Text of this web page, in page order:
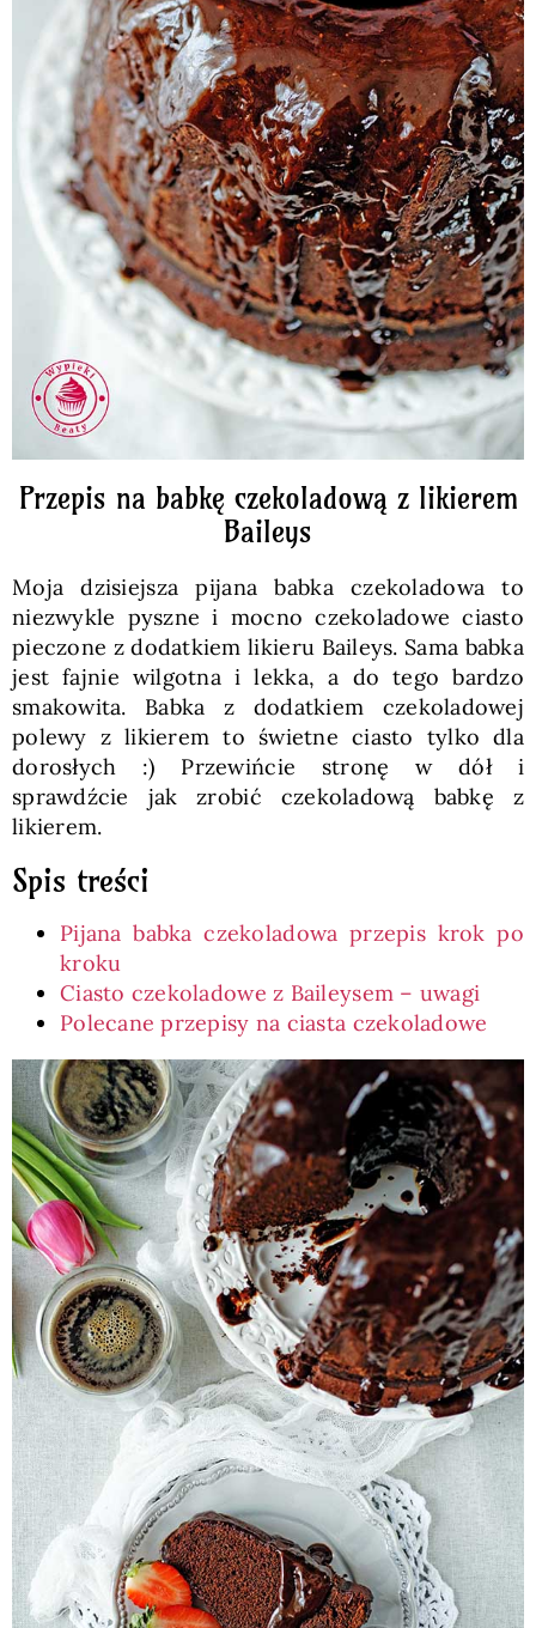
Zdrowo i fit
Kuchnie świata
SKLEP
Polski
Przepis na babkę czekoladową z likierem
Baileys
Moja dzisiejsza pijana babka czekoladowa to
niezwykle pyszne i mocno czekoladowe ciasto
pieczone z dodatkiem likieru Baileys. Sama babka
jest fajnie wilgotna i lekka, a do tego bardzo
smakowita. Babka z dodatkiem czekoladowej
polewy z likierem to świetne ciasto tylko dla
dorosłych :) Przewińcie stronę w dół i
sprawdźcie jak zrobić czekoladową babkę z
likierem.
Spis treści
Pijana babka czekoladowa przepis krok po
kroku
Ciasto czekoladowe z Baileysem – uwagi
Polecane przepisy na ciasta czekoladowe